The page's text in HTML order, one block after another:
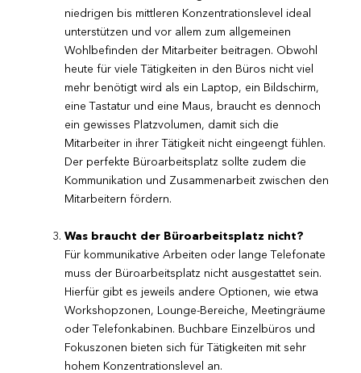
niedrigen bis mittleren Konzentrationslevel ideal
unterstützen und vor allem zum allgemeinen
Wohlbefinden der Mitarbeiter beitragen. Obwohl
heute für viele Tätigkeiten in den Büros nicht viel
mehr benötigt wird als ein Laptop, ein Bildschirm,
eine Tastatur und eine Maus, braucht es dennoch
ein gewisses Platzvolumen, damit sich die
Mitarbeiter in ihrer Tätigkeit nicht eingeengt fühlen.
Der perfekte Büroarbeitsplatz sollte zudem die
Kommunikation und Zusammenarbeit zwischen den
Mitarbeitern fördern.
Was braucht der Büroarbeitsplatz nicht?
Für kommunikative Arbeiten oder lange Telefonate
muss der Büroarbeitsplatz nicht ausgestattet sein.
Hierfür gibt es jeweils andere Optionen, wie etwa
Workshopzonen, Lounge-Bereiche, Meetingräume
oder Telefonkabinen. Buchbare Einzelbüros und
Fokuszonen bieten sich für Tätigkeiten mit sehr
hohem Konzentrationslevel an.